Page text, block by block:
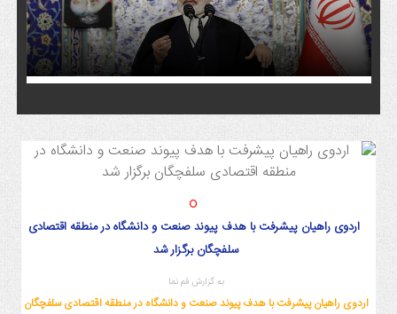
اردوی راهیان پیشرفت با هدف پیوند صنعت و دانشگاه در منطقه اقتصادی
سلفچگان برگزار شد
به گزارش قم نما
اردوی راهیان پیشرفت با هدف پیوند صنعت و دانشگاه در منطقه اقتصادی سلفچگان